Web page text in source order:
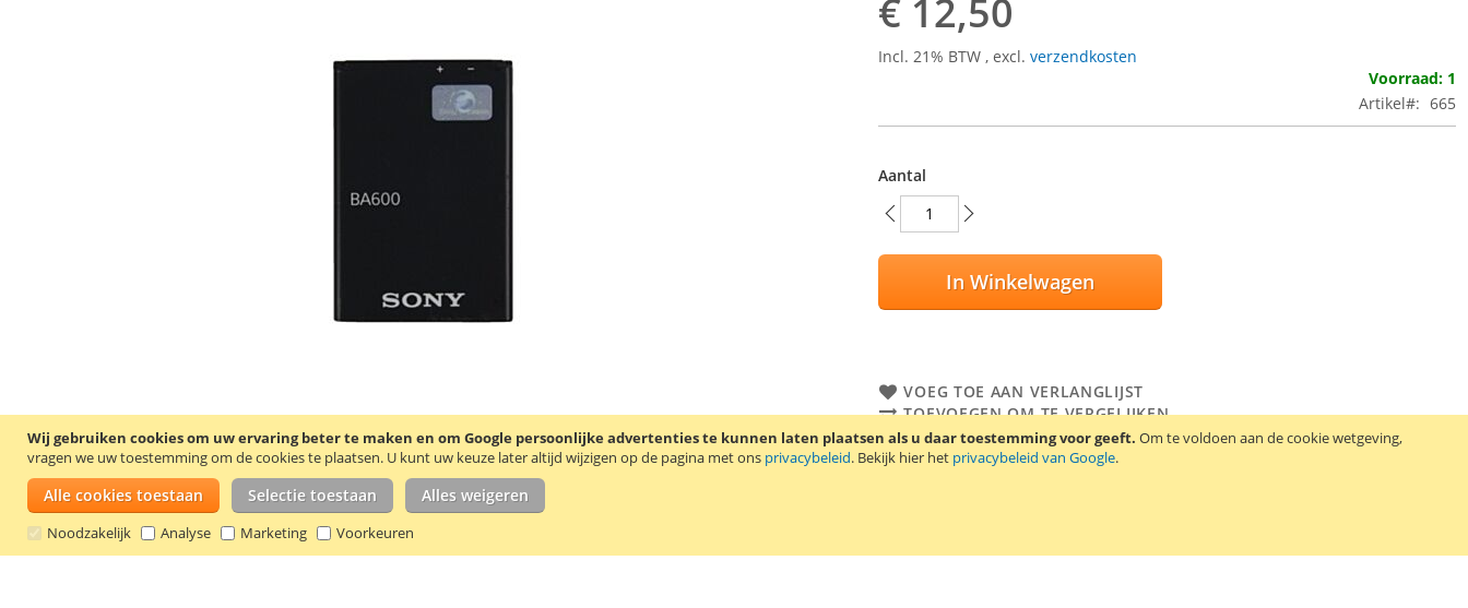
Wij gebruiken cookies om uw ervaring beter te maken en om Google persoonlijke advertenties te kunnen laten plaatsen als u daar toestemming voor geeft. Om te voldoen aan de cookie wetgeving,
vragen we uw toestemming om de cookies te plaatsen. U kunt uw keuze later altijd wijzigen op de pagina met ons privacybeleid. Bekijk hier het privacybeleid van Google.
Alle cookies toestaan Selectie toestaan Alles weigeren
Noodzakelijk Analyse Marketing Voorkeuren
€ 12,50
Incl. 21% BTW, excl.verzendkosten
Voorraad: 1
Artikel
665
Aantal
In Winkelwagen
VOEG TOE AAN VERLANGLIJST
TOEVOEGEN OM TE VERGELIJKEN
Originele Sony Ericsson accu BA600. Deze accu is onder andere geschikt voor